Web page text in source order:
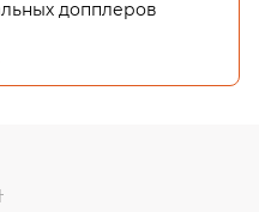
допплеров